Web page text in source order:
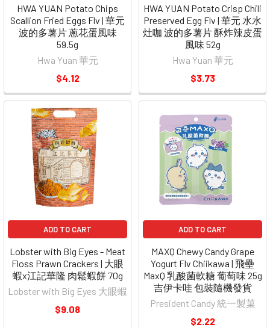
HWA YUAN Potato Chips
Scallion Fried Eggs Flv | 華元
波的多薯片 蔥花蛋風味
59.5g
Hwa Yuan 華元
$4.12
HWA YUAN Potato Crisp Chili
Preserved Egg Flv | 華元 水水
灶咖 波的多薯片 酥炸辣皮蛋
風味 52g
Hwa Yuan 華元
$3.73
ADD TO CART
Lobster with Big Eyes - Meat
Floss Prawn Crackers | 大眼
蝦x江記華隆 肉鬆蝦餅 70g
Lobster with Big Eyes 大眼蝦
$9.08
ADD TO CART
MAXQ Chewy Candy Grape
Yogurt Flv Chiikawa | 飛壘
MaxQ 乳酸菌軟糖 葡萄味 25g
吉伊卡哇 包裝隨機發貨
President Candy 統一製菓
$2.22